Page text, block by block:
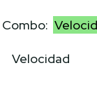
Combo:
Velocidad